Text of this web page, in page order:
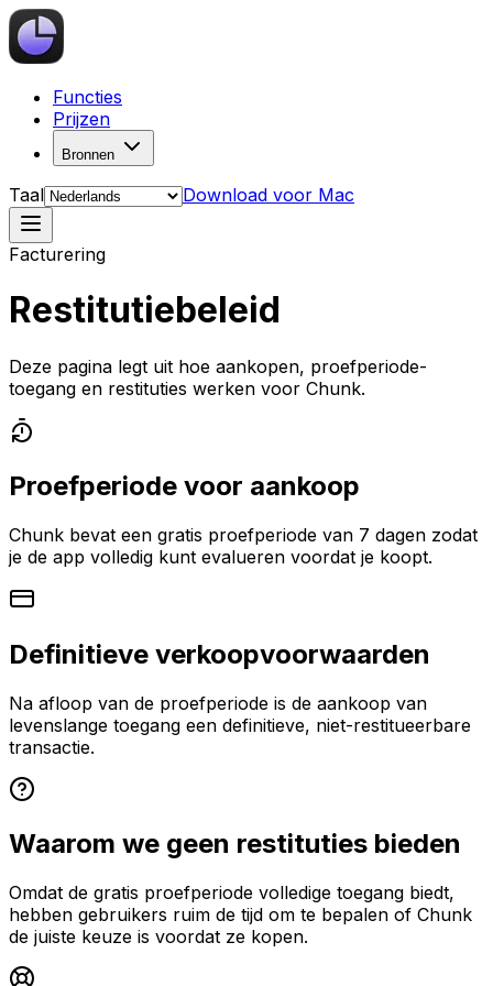
Functies
Prijzen
Bronnen
Taal Download voor Mac
Facturering
Restitutiebeleid
Deze pagina legt uit hoe aankopen, proefperiode-
toegang en restituties werken voor Chunk.
Proefperiode voor aankoop
Chunk bevat een gratis proefperiode van 7 dagen zodat
je de app volledig kunt evalueren voordat je koopt.
Definitieve verkoopvoorwaarden
Na afloop van de proefperiode is de aankoop van
levenslange toegang een definitieve, niet-restitueerbare
transactie.
Waarom we geen restituties bieden
Omdat de gratis proefperiode volledige toegang biedt,
hebben gebruikers ruim de tijd om te bepalen of Chunk
de juiste keuze is voordat ze kopen.